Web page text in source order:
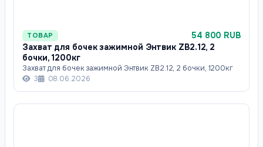
ТОВАР
54 800 RUB
Захват для бочек зажимной Энтвик ZB2.12, 2
бочки, 1200кг
Захват для бочек зажимной Энтвик ZB2.12, 2 бочки, 1200кг
3
08.06.2026